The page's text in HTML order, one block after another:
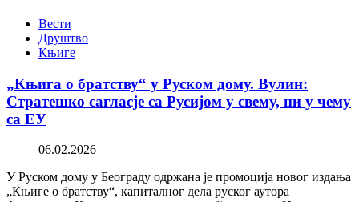
Вести
Друштво
Књиге
„Књига о братству“ у Руском дому. Вулин:
Стратешко сагласје са Русијом у свему, ни у чему
са ЕУ
06.02.2026
У Руском дому у Београду одржана је промоција новог издања
„Књиге о братству“, капиталног дела руског аутора